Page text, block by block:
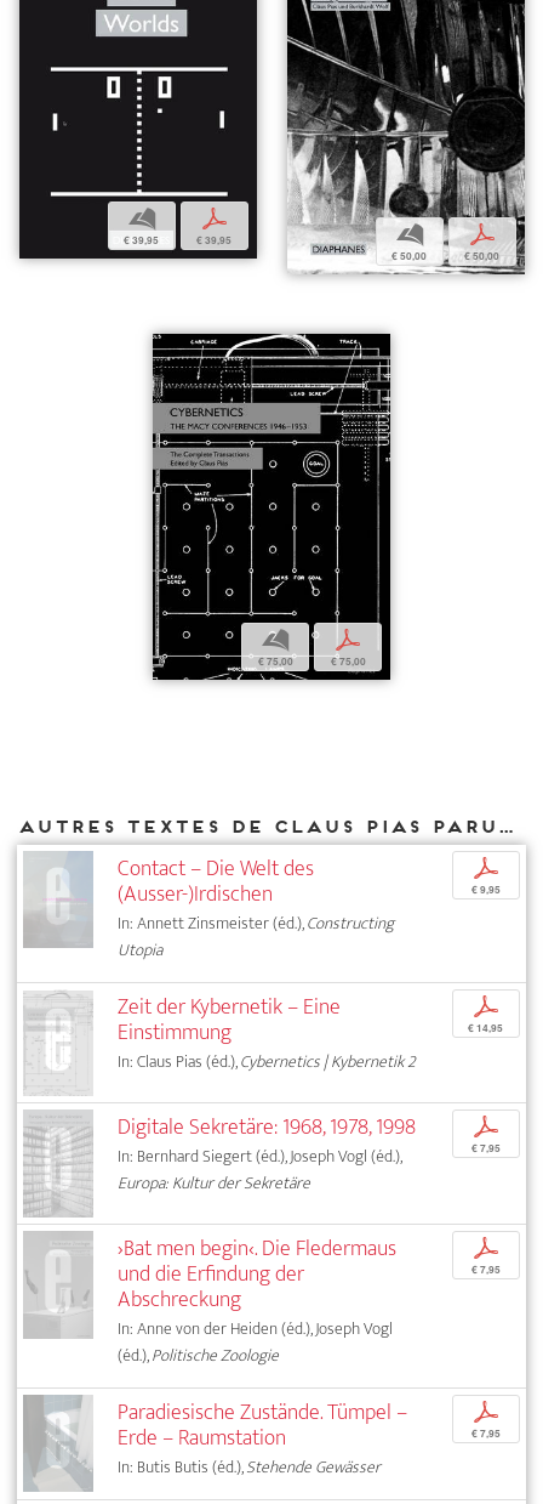
b
€ 39,95
p
€ 39,95 b
€ 50,00
p
€ 50,00
b
€ 75,00
p
€ 75,00
Autres textes de Claus Pias parus chez DIAPHANES
Contact – Die Welt des
(Ausser-)Irdischen
In: Annett Zinsmeister (éd.),Constructing
Utopia
p
€ 9,95
Zeit der Kybernetik – Eine
Einstimmung
In: Claus Pias (éd.),Cybernetics | Kybernetik 2
p
€ 14,95
Digitale Sekretäre: 1968, 1978, 1998
In: Bernhard Siegert (éd.), Joseph Vogl (éd.),
Europa: Kultur der Sekretäre
p
€ 7,95
›Bat men begin‹. Die Fledermaus
und die Erfindung der
Abschreckung
In: Anne von der Heiden (éd.), Joseph Vogl
(éd.),Politische Zoologie
p
€ 7,95
Paradiesische Zustände. Tümpel –
Erde – Raumstation
In: Butis Butis (éd.),Stehende Gewässer
p
€ 7,95